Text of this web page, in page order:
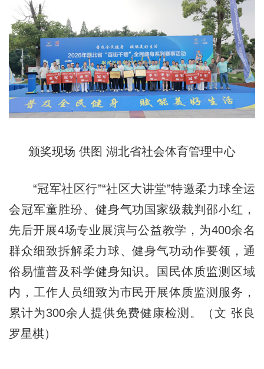
颁奖现场 供图 湖北省社会体育管理中心
“冠军社区行”“社区大讲堂”特邀柔力球全运
会冠军童胜玢、健身气功国家级裁判邵小红，
先后开展4场专业展演与公益教学，为400余名
群众细致拆解柔力球、健身气功动作要领，通
俗易懂普及科学健身知识。国民体质监测区域
内，工作人员细致为市民开展体质监测服务，
累计为300余人提供免费健康检测。（文 张良
罗星棋）